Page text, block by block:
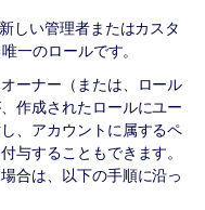
しい管理者またはカスタ
一のロールです。
ーナー（または、ロール
作成されたロールにユー
、アカウントに属するペ
与することもできます。
合は、以下の手順に沿っ